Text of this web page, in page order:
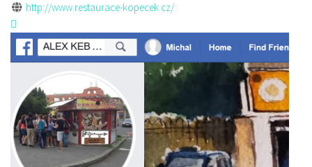
http://www.restaurace-kopecek.cz/